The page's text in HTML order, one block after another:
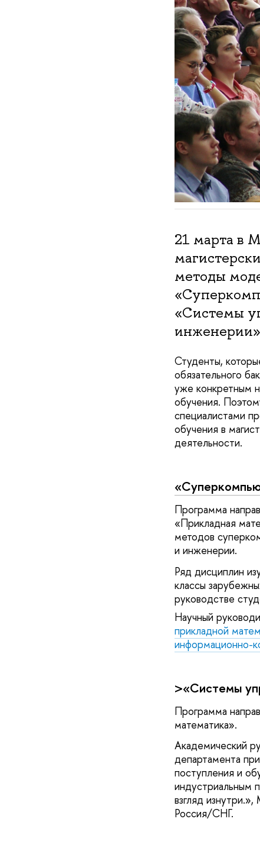
21 марта в
методы
«Системы
Студенты,
обязательного
уже конкретным
обучения.
специалистами
обучения в
деятельности.
Программа
«Прикладная
методов
и инженерии.
Ряд дисциплин
классы
руководстве
Научный
прикладной
информационно-
>«Системы
Программа
математика».
Академический
департамента
поступления и
индустриальным
взгляд
Россия/СНГ.